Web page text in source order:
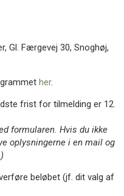
Gl. Færgevej 30, Snoghøj,
her.
frist for tilmelding er 12.
formularen. Hvis du ikke
oplysningerne i en mail og
beløbet (jf. dit valg af